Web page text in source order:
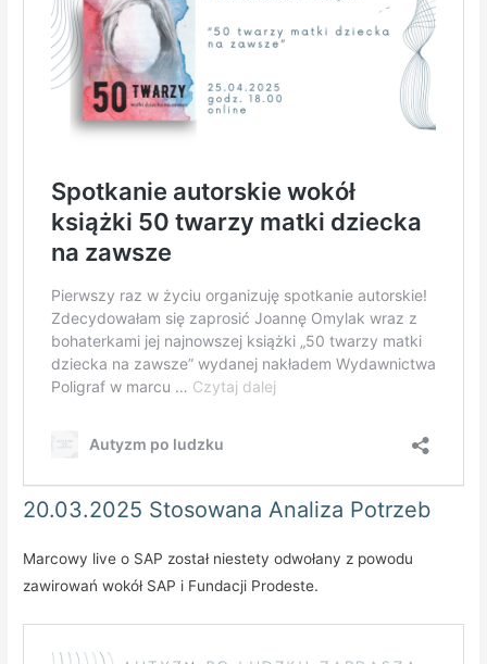
20.03.2025 Stosowana Analiza Potrzeb
Marcowy live o SAP został niestety odwołany z powodu
zawirowań wokół SAP i Fundacji Prodeste.